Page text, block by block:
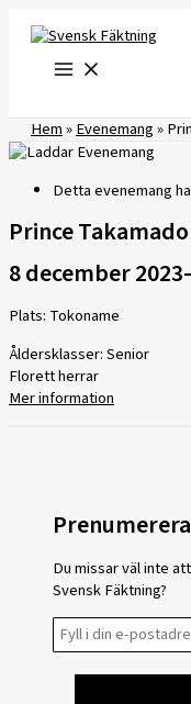
innehåll
Hem»Evenemang»
Detta evenemang
Prince
8 december 2023
Plats: Tokoname
Åldersklasser: Senior
Florett herrar
Mer information
Du missar väl inte
Svensk Fäktning?